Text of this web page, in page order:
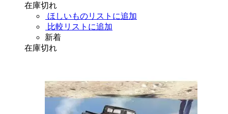
在庫切れ
ほしいものリストに追加
比較リストに追加
新着
在庫切れ